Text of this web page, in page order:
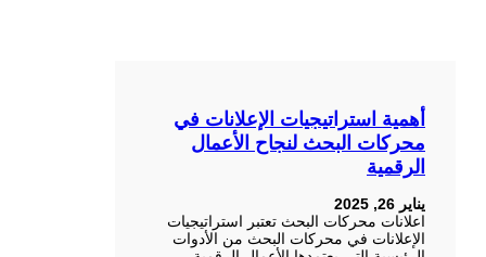
أهمية استراتيجيات الإعلانات في
محركات البحث لنجاح الأعمال
الرقمية
يناير 26, 2025
اعلانات محركات البحث تعتبر استراتيجيات
الإعلانات في محركات البحث من الأدوات